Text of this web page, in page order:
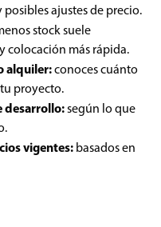
ajustes de precio.
stock suele
colocación más rápida.
alquiler:conoces cuánto
proyecto.
desarrollo:según lo que
vigentes: basados en